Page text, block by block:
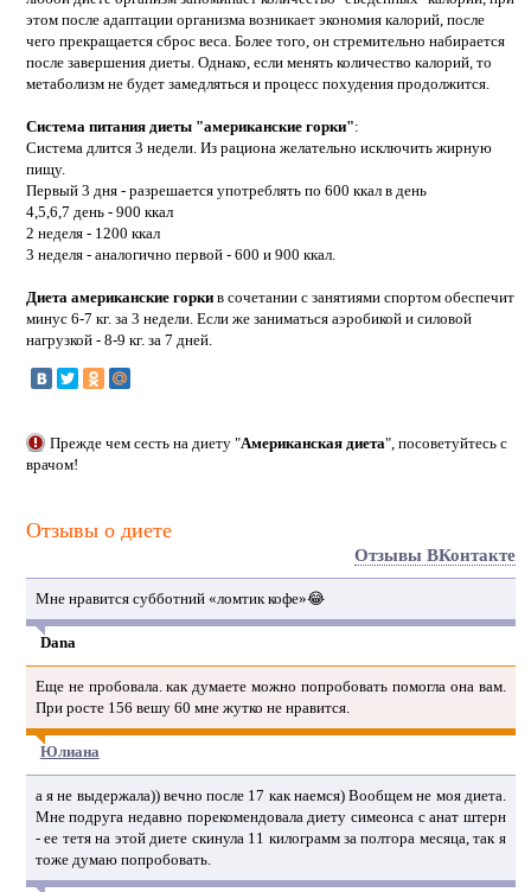
этом после адаптации организма возникает экономия калорий, после
чего прекращается сброс веса. Более того, он стремительно набирается
после завершения диеты. Однако, если менять количество калорий, то
метаболизм не будет замедляться и процесс похудения продолжится.
Система питания диеты "американские горки":
Система длится 3 недели. Из рациона желательно исключить жирную
пищу.
Первый 3 дня - разрешается употреблять по 600 ккал в день
4,5,6,7 день - 900 ккал
2 неделя - 1200 ккал
3 неделя - аналогично первой - 600 и 900 ккал.
Диета американские горки в сочетании с занятиями спортом обеспечит
минус 6-7 кг. за 3 недели. Если же заниматься аэробикой и силовой
нагрузкой - 8-9 кг. за 7 дней.
Прежде чем сесть на диету "Американская диета", посоветуйтесь с
врачом!
Отзывы о диете
Отзывы ВКонтакте
Мне нравится субботний «ломтик кофе»😂
Dana
Еще не пробовала. как думаете можно попробовать помогла она вам.
При росте 156 вешу 60 мне жутко не нравится.
Юлиана
а я не выдержала)) вечно после 17 как наемся) Вообщем не моя диета.
Мне подруга недавно порекомендовала диету симеонса с анат штерн
- ее тетя на этой диете скинула 11 килограмм за полтора месяца, так я
тоже думаю попробовать.